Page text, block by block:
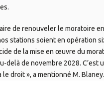
de renouveler le moratoire
stations soient en opération
de la mise en œuvre du
delà de novembre 2028. C’est
le droit », a mentionné M. Blaney.